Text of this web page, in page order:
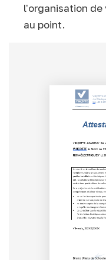
l'organisation
au point.